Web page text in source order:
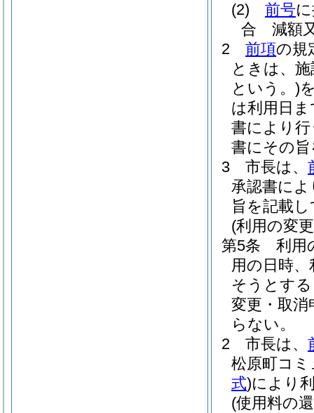
(2)
前号
合 減額
2
前項の規
ときは、
という。)
は利用日
書により
書にその
3
市長は、
承認書に
旨を記載
(利用の変
第5条
利用
用の日時
そうとす
変更・取消
らない。
2
市長は、
松原町コ
式)により
(使用料の